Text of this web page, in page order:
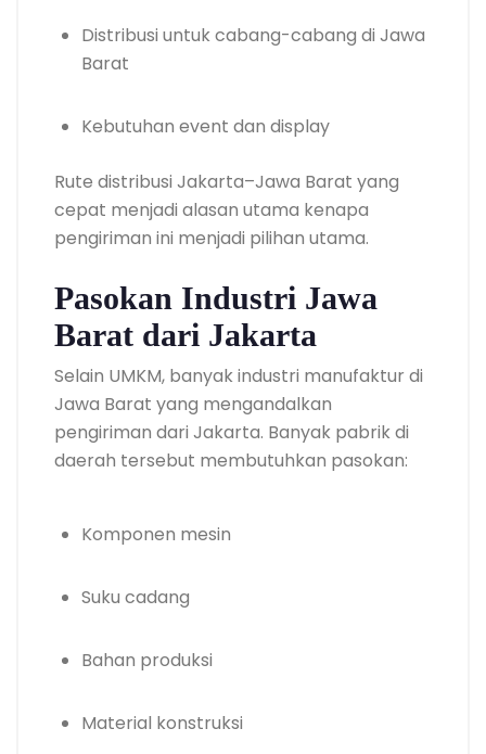
Distribusi untuk cabang-cabang di Jawa
Barat
Kebutuhan event dan display
Rute distribusi Jakarta–Jawa Barat yang
cepat menjadi alasan utama kenapa
pengiriman ini menjadi pilihan utama.
Pasokan Industri Jawa
Barat dari Jakarta
Selain UMKM, banyak industri manufaktur di
Jawa Barat yang mengandalkan
pengiriman dari Jakarta. Banyak pabrik di
daerah tersebut membutuhkan pasokan:
Komponen mesin
Suku cadang
Bahan produksi
Material konstruksi